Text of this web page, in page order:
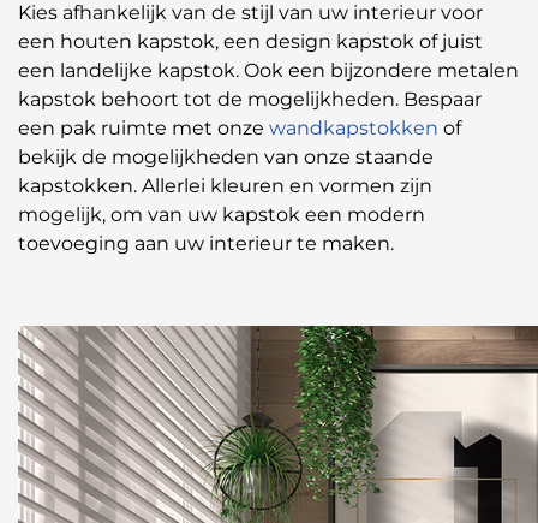
Kies afhankelijk van de stijl van uw interieur voor
een houten kapstok, een design kapstok of juist
een landelijke kapstok. Ook een bijzondere metalen
kapstok behoort tot de mogelijkheden. Bespaar
een pak ruimte met onze wandkapstokken of
bekijk de mogelijkheden van onze staande
kapstokken. Allerlei kleuren en vormen zijn
mogelijk, om van uw kapstok een modern
toevoeging aan uw interieur te maken.